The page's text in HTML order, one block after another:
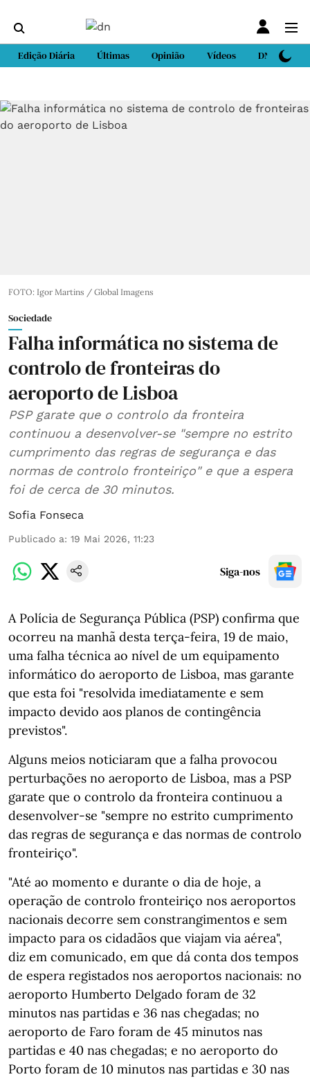
Edição Diária Últimas Opinião Vídeos DN Sport
FOTO: Igor Martins / Global Imagens
Sociedade
Falha informática no sistema de
controlo de fronteiras do
aeroporto de Lisboa
PSP garate que o controlo da fronteira
continuou a desenvolver-se "sempre no estrito
cumprimento das regras de segurança e das
normas de controlo fronteiriço" e que a espera
foi de cerca de 30 minutos.
Sofia Fonseca
Publicado a: 19 Mai 2026, 11:23
Siga-nos
A Polícia de Segurança Pública (PSP) confirma que
ocorreu na manhã desta terça-feira, 19 de maio,
uma falha técnica ao nível de um equipamento
informático do aeroporto de Lisboa, mas garante
que esta foi "resolvida imediatamente e sem
impacto devido aos planos de contingência
previstos".
Alguns meios noticiaram que a falha provocou
perturbações no aeroporto de Lisboa, mas a PSP
garate que o controlo da fronteira continuou a
desenvolver-se "sempre no estrito cumprimento
das regras de segurança e das normas de controlo
fronteiriço".
"Até ao momento e durante o dia de hoje, a
operação de controlo fronteiriço nos aeroportos
nacionais decorre sem constrangimentos e sem
impacto para os cidadãos que viajam via aérea",
diz em comunicado, em que dá conta dos tempos
de espera registados nos aeroportos nacionais: no
aeroporto Humberto Delgado foram de 32
minutos nas partidas e 36 nas chegadas; no
aeroporto de Faro foram de 45 minutos nas
partidas e 40 nas chegadas; e no aeroporto do
Porto foram de 10 minutos nas partidas e 30 nas